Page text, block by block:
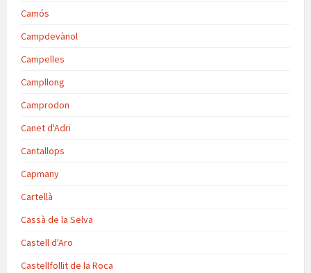
Camós
Campdevànol
Campelles
Campllong
Camprodon
Canet d'Adri
Cantallops
Capmany
Cartellà
Cassà de la Selva
Castell d'Aro
Castellfollit de la Roca